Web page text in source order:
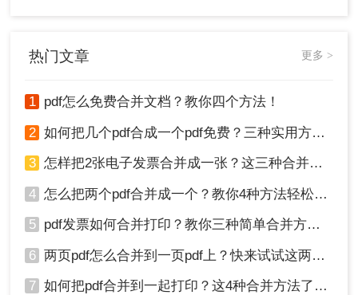
热门文章 更多 >
1 pdf怎么免费合并文档？教你四个方法！
2 如何把几个pdf合成一个pdf免费？三种实用方法分享！
3 怎样把2张电子发票合并成一张？这三种合并方法学习一下!
4 怎么把两个pdf合并成一个？教你4种方法轻松完成合并！
5 pdf发票如何合并打印？教你三种简单合并方法！
6 两页pdf怎么合并到一页pdf上？快来试试这两种方法吧！
7 如何把pdf合并到一起打印？这4种合并方法了解一下！